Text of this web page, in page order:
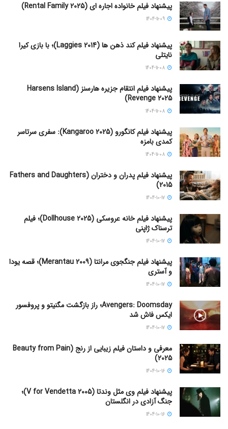
پیشنهاد فیلم خانواده اجاره‌ ای (Rental Family 2025)
پیشنهاد فیلم کند ذهن ها (Laggies 2014)؛ با بازی کیرا
نایتلی
پیشنهاد فیلم انتقام جزیره هارسنز (Harsens Island
Revenge 2025)
پیشنهاد فیلم کانگورو (Kangaroo 2025): سفری سرتاسر
کمدی بامزه
پیشنهاد فیلم پدران و دختران (Fathers and Daughters
2015)
پیشنهاد فیلم خانه عروسکی (Dollhouse 2025)؛ فیلم
ترسناک ژاپنی
پیشنهاد فیلم جنگجوی مرانتا (Merantau 2009)؛ قصه یودا
و آستری
Avengers: Doomsday؛ راز بازگشت مگنیتو و پروفسور
ایکس فاش شد
معرفی و داستان فیلم زیبایی از رنج (Beauty from Pain
2025)
پیشنهاد فیلم وی مثل وندتا (V for Vendetta 2005)؛
جنگ آزادی در انگلستان